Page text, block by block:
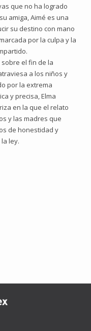
que no ha logrado
amiga, Aimé es una
su destino con mano
por la culpa y la
el fin de la
a los niños y
por la extrema
y precisa, Elma
en la que el relato
y las madres que
de honestidad y
ley.